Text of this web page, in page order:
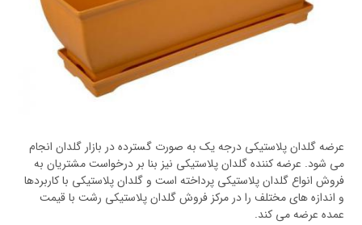
عرضه گلدان پلاستیکی درجه یک به صورت گسترده در بازار گلدان انجام
می شود. عرضه کننده گلدان پلاستیکی نیز بنا بر درخواست مشتریان به
فروش انواع گلدان پلاستیکی پرداخته است و گلدان پلاستیکی با کاربردها
و اندازه های مختلف را در مرکز فروش گلدان پلاستیکی رشت با قیمت
عمده عرضه می کند.